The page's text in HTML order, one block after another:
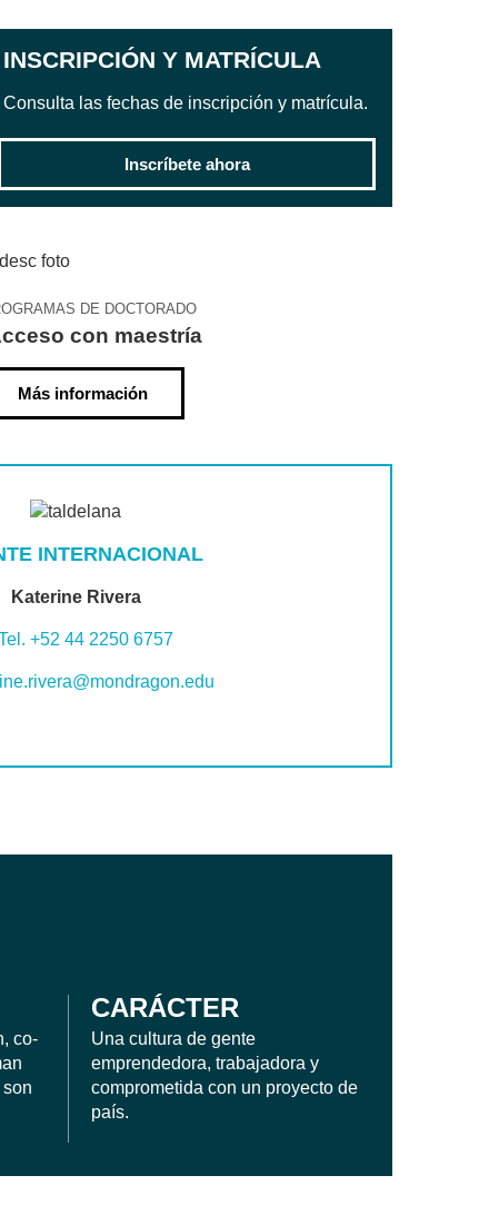
INSCRIPCIÓN Y MATRÍCULA
Consulta las fechas de inscripción y matrícula.
Inscríbete ahora
DE DOCTORADO
con maestría
Más información
INTERNACIONAL
Katerine Rivera
+52 44 2250 6757
co-
CARÁCTER
Una cultura de gente
emprendedora, trabajadora y
comprometida con un proyecto de
país.